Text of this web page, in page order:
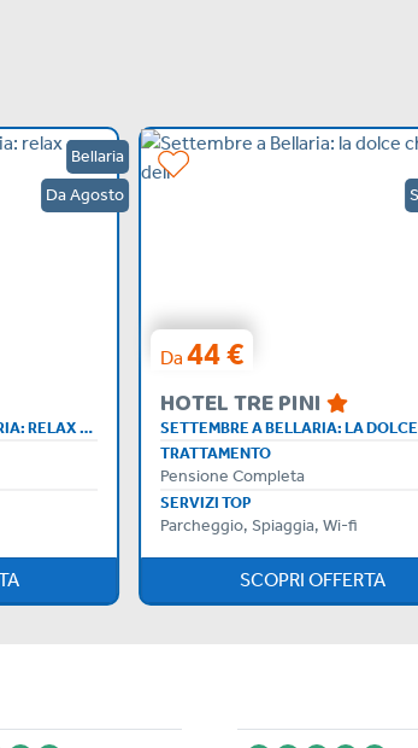
Bellaria
Da Agosto
INIZIO SETTEMBRE A BELLARIA: RELAX E CONVENIENZA
Da44 €
HOTEL TRE PINI
TRATTAMENTO
Pensione Completa
SERVIZI TOP
Parcheggio, Spiaggia, Wi-fi
SCOPRI OFFERTA